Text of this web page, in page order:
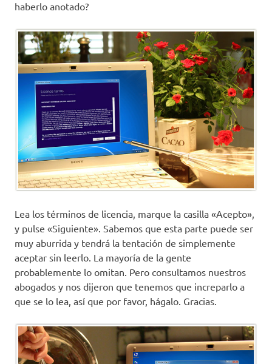
haberlo anotado?
Lea los términos de licencia, marque la casilla «Acepto»,
y pulse «Siguiente». Sabemos que esta parte puede ser
muy aburrida y tendrá la tentación de simplemente
aceptar sin leerlo. La mayoría de la gente
probablemente lo omitan. Pero consultamos nuestros
abogados y nos dijeron que tenemos que increparlo a
que se lo lea, así que por favor, hágalo. Gracias.